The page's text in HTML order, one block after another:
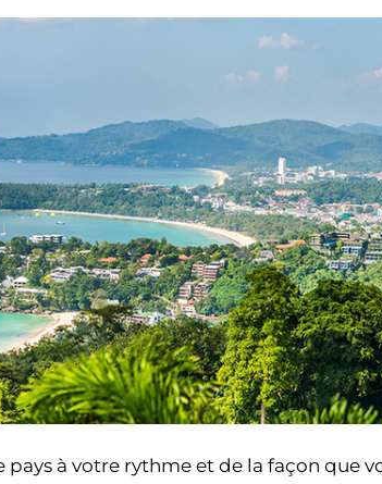
à votre rythme et de la façon que